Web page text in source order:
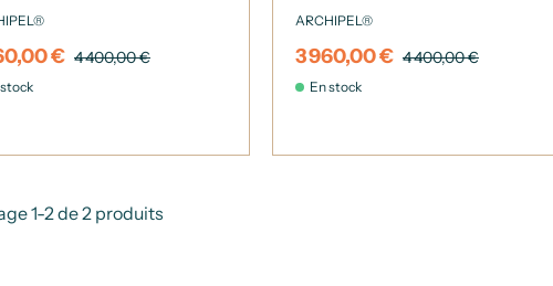
€ 4 400,00 €
180x90
ARCHIPEL®
3 960,00 € 4 400,00 €
En stock
1-2 de 2 produits